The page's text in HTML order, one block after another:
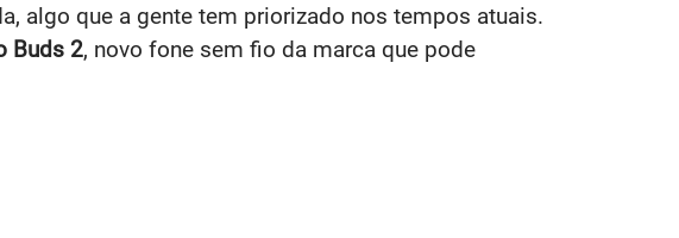
algo que a gente tem priorizado nos tempos atuais.
Buds 2, novo fone sem fio da marca que pode